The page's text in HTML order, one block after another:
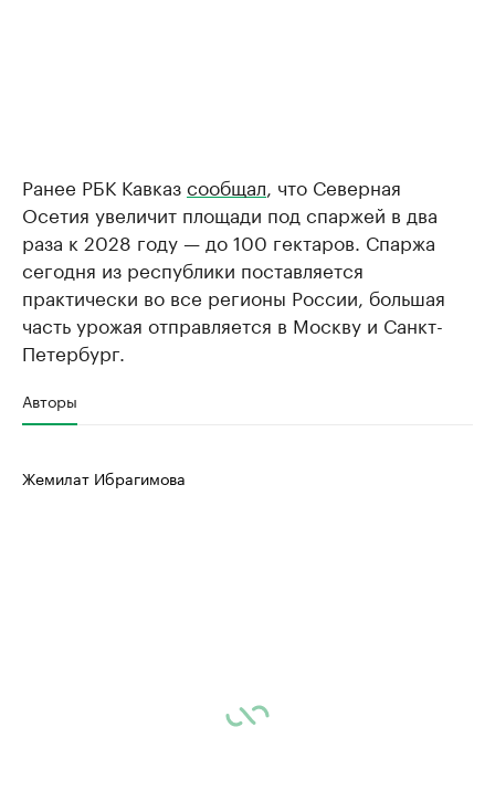
Ранее РБК Кавказсообщал , что Северная
Осетия увеличит площади под спаржей в два
раза к 2028 году — до 100 гектаров. Спаржа
сегодня из республики поставляется
практически во все регионы России, большая
часть урожая отправляется в Москву и Санкт-
Петербург.
Авторы
Жемилат Ибрагимова